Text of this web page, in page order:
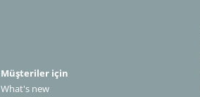
Müşteriler için
What's new